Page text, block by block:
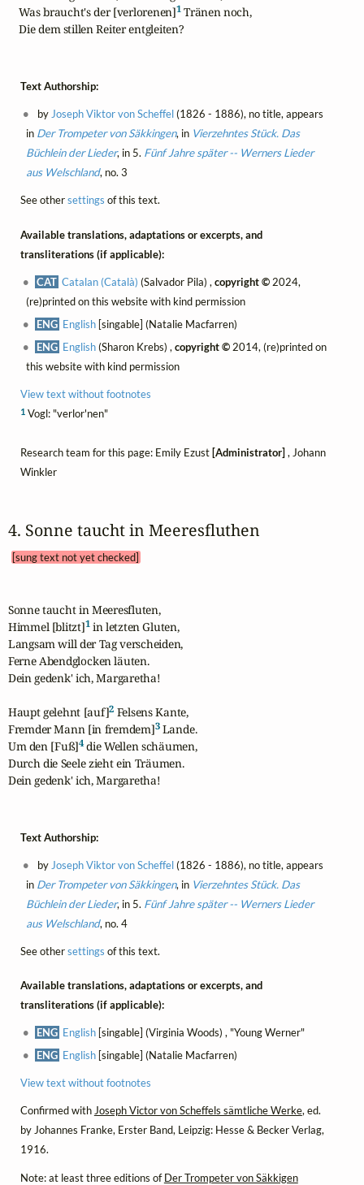
    Was braucht's der [verlorenen]
1 Tränen noch,
    Die dem stillen Reiter entgleiten?
Text Authorship:
by Joseph Viktor von Scheffel(1826 - 1886), no title, appears
in Der Trompeter von Säkkingen, in Vierzehntes Stück. Das
Büchlein der Lieder, in 5. Fünf Jahre später -- Werners Lieder
aus Welschland, no. 3
See othersettings of this text.
Available translations, adaptations or excerpts, and
transliterations (if applicable):
CAT Catalan (Català) (Salvador Pila) ,copyright © 2024,
(re)printed on this website with kind permission
ENG English [singable] (Natalie Macfarren)
ENG English(Sharon Krebs) ,copyright © 2014, (re)printed on
this website with kind permission
View text without footnotes
1Vogl: "verlor'nen"
Research team for this page: Emily Ezust [Administrator] , Johann
Winkler
4. Sonne taucht in Meeresfluthen
[sung text not yet checked]
Sonne taucht in Meeresfluten,
Himmel [blitzt]1 in letzten Gluten,
Langsam will der Tag verscheiden,
Ferne Abendglocken läuten.
Dein gedenk' ich, Margaretha!
Haupt gelehnt [auf]2 Felsens Kante,
Fremder Mann [in fremdem]3 Lande.
Um den [Fuß]4 die Wellen schäumen,
Durch die Seele zieht ein Träumen.
Dein gedenk' ich, Margaretha!
Text Authorship:
by Joseph Viktor von Scheffel(1826 - 1886), no title, appears
in Der Trompeter von Säkkingen, in Vierzehntes Stück. Das
Büchlein der Lieder, in 5. Fünf Jahre später -- Werners Lieder
aus Welschland, no. 4
See othersettings of this text.
Available translations, adaptations or excerpts, and
transliterations (if applicable):
ENG English [singable] (Virginia Woods) , "Young Werner"
ENG English [singable] (Natalie Macfarren)
View text without footnotes
Confirmed withJoseph Victor von Scheffels sämtliche Werke, ed.
by Johannes Franke, Erster Band, Leipzig: Hesse & Becker Verlag,
1916.
Note: at least three editions ofDer Trompeter von Säkkigen